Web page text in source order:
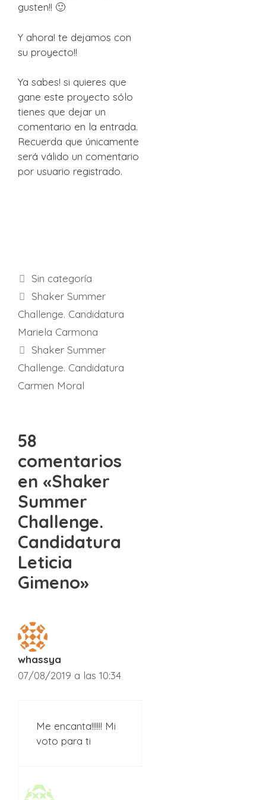
gusten!! 🙂
Y ahora! te dejamos con
su proyecto!!
Ya sabes! si quieres que
gane este proyecto sólo
tienes que dejar un
comentario en la entrada.
Recuerda que únicamente
será válido un comentario
por usuario registrado.
Categorías
Sin categoría
Shaker Summer
Challenge. Candidatura
Mariela Carmona
Shaker Summer
Challenge. Candidatura
Carmen Moral
58
comentarios
en «Shaker
Summer
Challenge.
Candidatura
Leticia
Gimeno»
whassya
07/08/2019 a las 10:34
Me encanta!!!!!! Mi
voto para ti